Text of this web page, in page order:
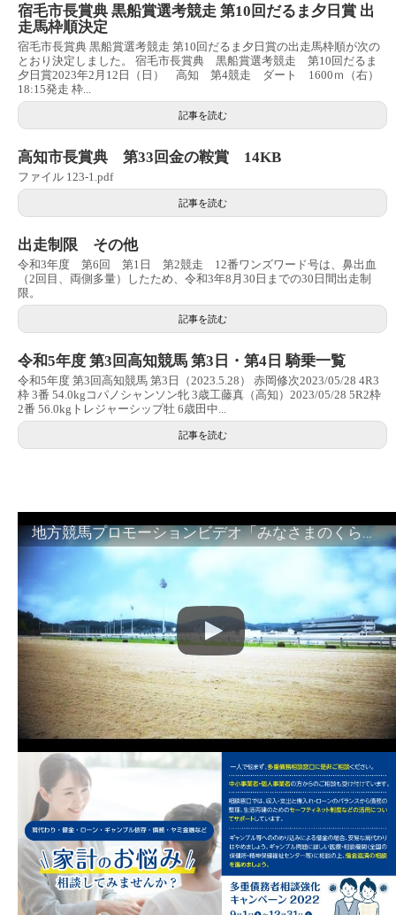
宿毛市長賞典 黒船賞選考競走 第10回だるま夕日賞 出
走馬枠順決定
宿毛市長賞典 黒船賞選考競走 第10回だるま夕日賞の出走馬枠順が次の
とおり決定しました。 宿毛市長賞典 黒船賞選考競走 第10回だるま
夕日賞2023年2月12日（日） 高知 第4競走 ダート 1600ｍ（右）
18:15発走 枠...
記事を読む
高知市長賞典 第33回金の鞍賞 14KB
ファイル 123-1.pdf
記事を読む
出走制限 その他
令和3年度 第6回 第1日 第2競走 12番ワンズワード号は、鼻出血
（2回目、両側多量）したため、令和3年8月30日までの30日間出走制
限。
記事を読む
令和5年度 第3回高知競馬 第3日・第4日 騎乗一覧
令和5年度 第3回高知競馬 第3日（2023.5.28） 赤岡修次2023/05/28 4R3
枠 3番 54.0kgコパノシャンソン牝 3歳工藤真（高知）2023/05/28 5R2枠
2番 56.0kgトレジャーシップ牡 6歳田中...
記事を読む
地方競馬プロモーションビデオ「みなさまのくらしのために」30秒篇｜NAR公式